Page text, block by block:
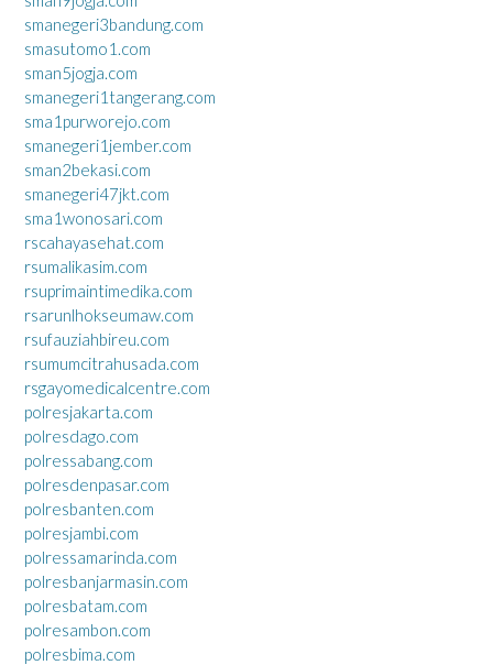
smanegeri3bandung.com
smasutomo1.com
sman5jogja.com
smanegeri1tangerang.com
sma1purworejo.com
smanegeri1jember.com
sman2bekasi.com
smanegeri47jkt.com
sma1wonosari.com
rscahayasehat.com
rsumalikasim.com
rsuprimaintimedika.com
rsarunlhokseumaw.com
rsufauziahbireu.com
rsumumcitrahusada.com
rsgayomedicalcentre.com
polresjakarta.com
polresdago.com
polressabang.com
polresdenpasar.com
polresbanten.com
polresjambi.com
polressamarinda.com
polresbanjarmasin.com
polresbatam.com
polresambon.com
polresbima.com